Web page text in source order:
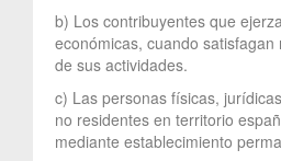
b) Los contribuyentes que
económicas, cuando satisfagan
de sus actividades.
c) Las personas físicas,
no residentes en territorio
mediante establecimiento